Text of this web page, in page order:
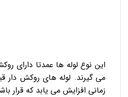
می گیرند. لوله های روکش دار
زمانی افزایش می یابد که قرار